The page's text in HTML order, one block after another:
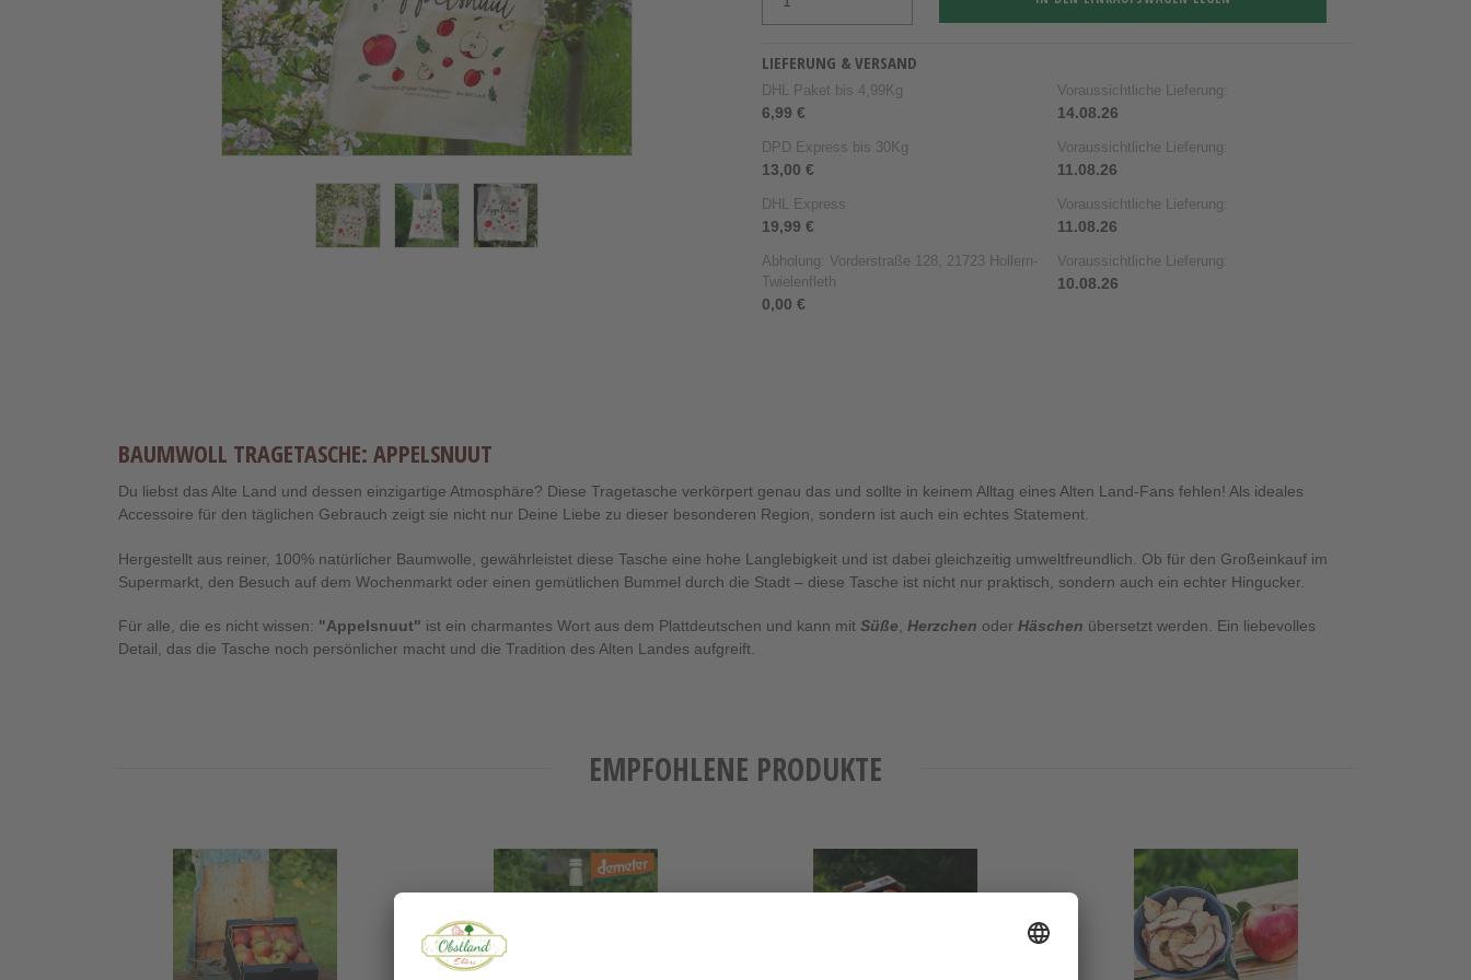
LIEFERUNG & VERSAND
DHL Paket bis 4,99Kg
6,99 €
Voraussichtliche Lieferung:
14.08.26
DPD Express bis 30Kg
13,00 €
Voraussichtliche Lieferung:
11.08.26
DHL Express
19,99 €
Voraussichtliche Lieferung:
11.08.26
Abholung: Vorderstraße 128, 21723 Hollern-
Twielenfleth
0,00 €
Voraussichtliche Lieferung:
10.08.26
BAUMWOLL TRAGETASCHE: APPELSNUUT
Du liebst das Alte Land und dessen einzigartige Atmosphäre? Diese Tragetasche verkörpert genau das und sollte in keinem Alltag eines Alten Land-Fans fehlen! Als ideales
Accessoire für den täglichen Gebrauch zeigt sie nicht nur Deine Liebe zu dieser besonderen Region, sondern ist auch ein echtes Statement.
Hergestellt aus reiner, 100% natürlicher Baumwolle, gewährleistet diese Tasche eine hohe Langlebigkeit und ist dabei gleichzeitig umweltfreundlich. Ob für den Großeinkauf im
Supermarkt, den Besuch auf dem Wochenmarkt oder einen gemütlichen Bummel durch die Stadt – diese Tasche ist nicht nur praktisch, sondern auch ein echter Hingucker.
Für alle, die es nicht wissen: "Appelsnuut" ist ein charmantes Wort aus dem Plattdeutschen und kann mit Süße, Herzchen oder Häschen übersetzt werden. Ein liebevolles
Detail, das die Tasche noch persönlicher macht und die Tradition des Alten Landes aufgreift.
EMPFOHLENE PRODUKTE
Frischemix
Apfelsecco
Demeter
Probierpaket
Altländer
Äpfel
Apfelchips